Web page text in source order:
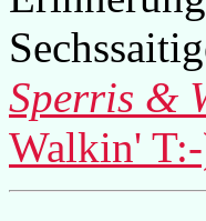
Sperris &
Walkin'